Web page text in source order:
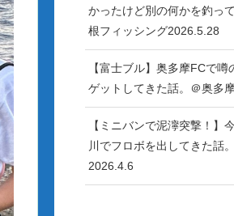
かったけど別の何かを釣っ
根フィッシング2026.5.28
【富士ブル】奥多摩FCで
ゲットしてきた話。＠奥多
【ミニバンで泥濘突撃！】
川でフロボを出してきた話
2026.4.6